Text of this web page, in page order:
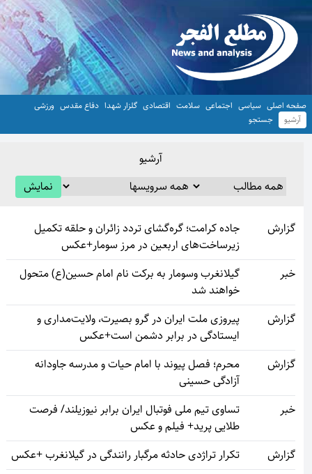
اصلی سیاسی اجتماعی سلامت اقتصادی گلزار شهدا دفاع مقدس ورزشی
آرشیو
جستجو
آرشیو
نمایش
گزارش
جاده کرامت؛ گره‌گشای تردد زائران و حلقه تکمیل
زیرساخت‌های اربعین در مرز سومار+عکس
خبر
گیلانغرب وسومار به برکت نام امام حسین(ع) متحول
خواهند شد
گزارش
پیروزی ملت ایران در گرو بصیرت، ولایت‌مداری و
ایستادگی در برابر دشمن است+عکس
گزارش
محرم؛ فصل پیوند با امام حیات و مدرسه جاودانه
آزادگی حسینی
خبر
تساوی تیم ملی فوتبال ایران برابر نیوزیلند/ فرصت
طلایی پرید+ فیلم و عکس
گزارش
تکرار تراژدی حادثه مرگبار رانندگی در گیلانغرب +عکس